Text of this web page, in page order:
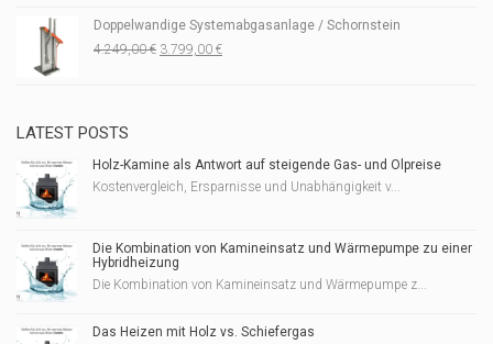
Doppelwandige Systemabgasanlage / Schornstein
4.249,00€ Ursprünglicher
3.799,00 €Aktueller
LATEST POSTS
Holz-Kamine als Antwort auf steigende Gas- und Ölpreise
Kostenvergleich, Ersparnisse und Unabhängigkeit v...
Die Kombination von Kamineinsatz und Wärmepumpe zu einer
Hybridheizung
Die Kombination von Kamineinsatz und Wärmepumpe z...
Das Heizen mit Holz vs. Schiefergas